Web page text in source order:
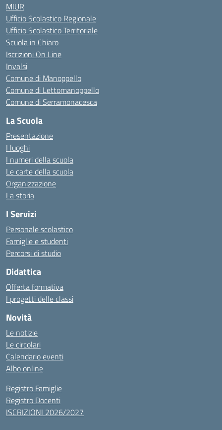
MIUR
Ufficio Scolastico Regionale
Ufficio Scolastico Territoriale
Scuola in Chiaro
Iscrizioni On Line
Invalsi
Comune di Manoppello
Comune di Lettomanoppello
Comune di Serramonacesca
La Scuola
Presentazione
I luoghi
I numeri della scuola
Le carte della scuola
Organizzazione
La storia
I Servizi
Personale scolastico
Famiglie e studenti
Percorsi di studio
Didattica
Offerta formativa
I progetti delle classi
Novità
Le notizie
Le circolari
Calendario eventi
Albo online
Registro Famiglie
Registro Docenti
ISCRIZIONI 2026/2027